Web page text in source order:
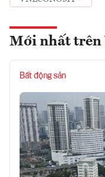
Mới nhất trên
Bất động sản